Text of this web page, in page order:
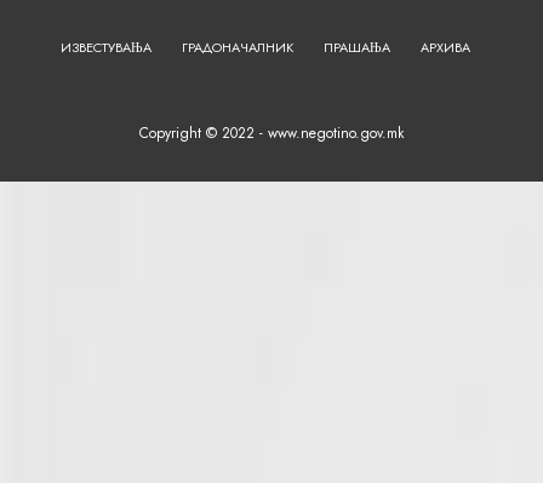
ИЗВЕСТУВАЊА ГРАДОНАЧАЛНИК ПРАШАЊА АРХИВА
Copyright © 2022 - www.negotino.gov.mk